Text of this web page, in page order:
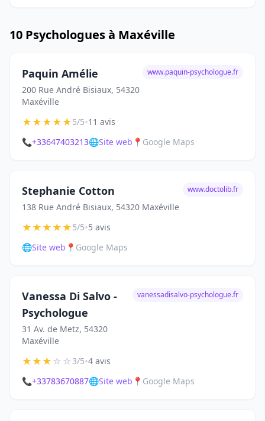
10 Psychologues à Maxéville
Paquin Amélie
200 Rue André Bisiaux, 54320
Maxéville
www.paquin-psychologue.fr
★★★★★5/5•11 avis
📞+33647403213🌐Site web 📍 Google Maps
Stephanie Cotton
138 Rue André Bisiaux, 54320 Maxéville
www.doctolib.fr
★★★★★5/5•5 avis
🌐Site web 📍 Google Maps
Vanessa Di Salvo -
Psychologue
31 Av. de Metz, 54320
Maxéville
vanessadisalvo-psychologue.fr
★★★☆☆3/5•4 avis
📞+33783670887🌐Site web 📍 Google Maps